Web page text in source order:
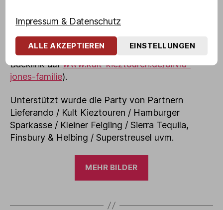
(Olivia Jones / www.kult-kieztouren.de) gerne
für Berichterstattung verwendet werden (max.
drei Bilder pro Artikel/Post – wir bitten um einen
Backlink aufwww.kult-kieztouren.de/olivia-
jones-familie).
Unterstützt wurde die Party von Partnern
Lieferando / Kult Kieztouren / Hamburger
Sparkasse / Kleiner Feigling / Sierra Tequila,
Finsbury & Helbing / Superstreusel uvm.
MEHR BILDER
Impressum & Datenschutz
ALLE AKZEPTIEREN EINSTELLUNGEN